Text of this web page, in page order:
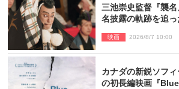
三池崇史監督『襲
名披露の軌跡を追
映画 2026/8/7 10:00
カナダの新鋭ソフ
の初長編映画『